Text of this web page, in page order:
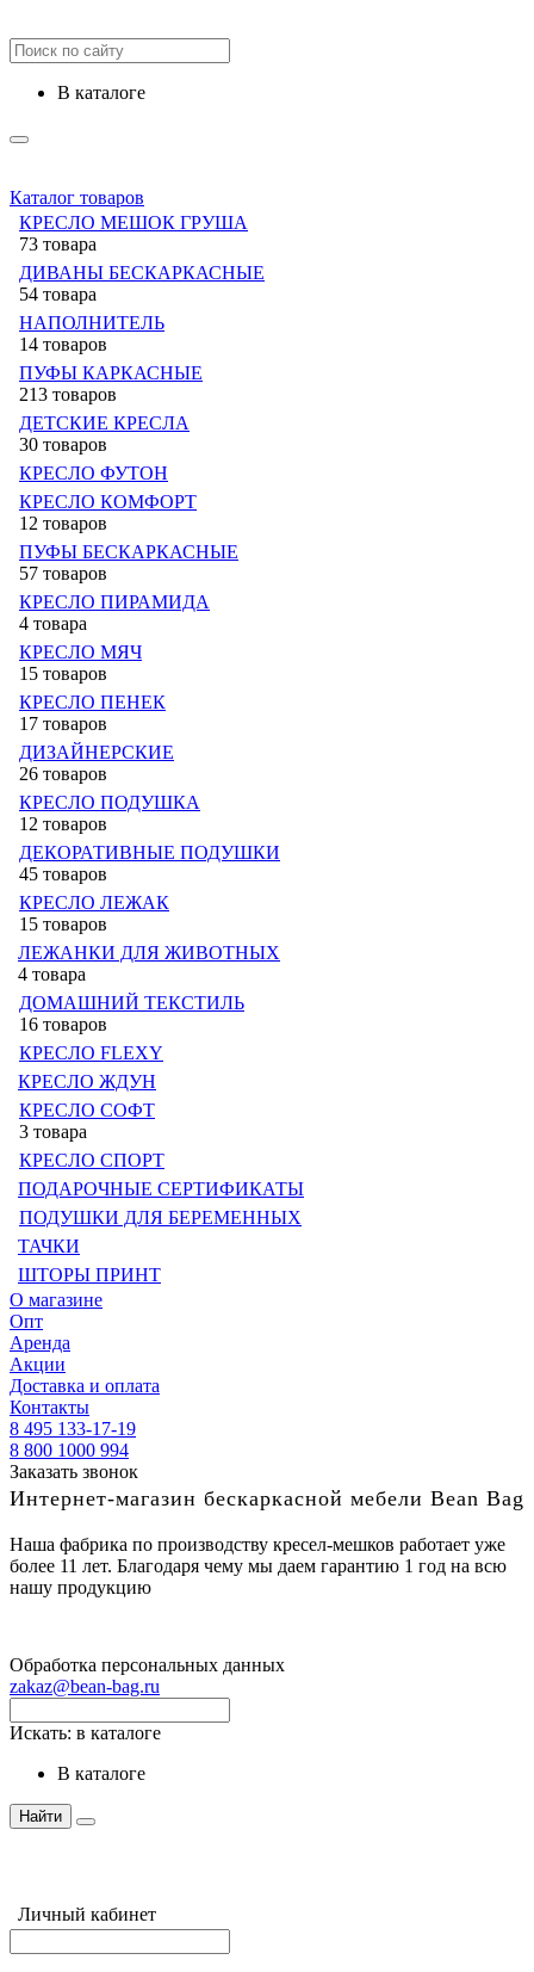
в каталоге
Каталог товаров
КРЕСЛО МЕШОК ГРУША
73 товара
ДИВАНЫ БЕСКАРКАСНЫЕ
54 товара
НАПОЛНИТЕЛЬ
14 товаров
ПУФЫ КАРКАСНЫЕ
213 товаров
ДЕТСКИЕ КРЕСЛА
30 товаров
КРЕСЛО ФУТОН
КРЕСЛО КОМФОРТ
12 товаров
ПУФЫ БЕСКАРКАСНЫЕ
57 товаров
КРЕСЛО ПИРАМИДА
4 товара
КРЕСЛО МЯЧ
15 товаров
КРЕСЛО ПЕНЕК
17 товаров
ДИЗАЙНЕРСКИЕ
26 товаров
КРЕСЛО ПОДУШКА
12 товаров
ДЕКОРАТИВНЫЕ ПОДУШКИ
45 товаров
КРЕСЛО ЛЕЖАК
15 товаров
ЛЕЖАНКИ ДЛЯ ЖИВОТНЫХ
4 товара
ДОМАШНИЙ ТЕКСТИЛЬ
16 товаров
КРЕСЛО FLEXY
КРЕСЛО ЖДУН
КРЕСЛО СОФТ
3 товара
КРЕСЛО СПОРТ
ПОДАРОЧНЫЕ СЕРТИФИКАТЫ
ПОДУШКИ ДЛЯ БЕРЕМЕННЫХ
ТАЧКИ
ШТОРЫ ПРИНТ
О магазине
Опт
Аренда
Акции
Доставка и оплата
Контакты
8 495 133-17-19
8 800 1000 994
Заказать звонок
Интернет-магазин бескаркасной мебели Bean Bag
Наша фабрика по производству кресел-мешков работает уже
более 11 лет. Благодаря чему мы даем гарантию 1 год на всю
нашу продукцию
Обработка персональных данных
zakaz@bean-bag.ru
Искать: в каталоге
в каталоге
Найти
Личный кабинет